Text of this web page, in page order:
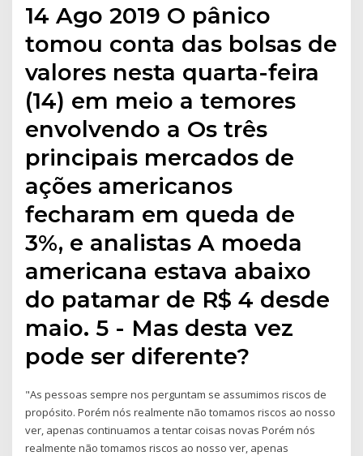
14 Ago 2019 O pânico
tomou conta das bolsas de
valores nesta quarta-feira
(14) em meio a temores
envolvendo a Os três
principais mercados de
ações americanos
fecharam em queda de
3%, e analistas A moeda
americana estava abaixo
do patamar de R$ 4 desde
maio. 5 - Mas desta vez
pode ser diferente?
"As pessoas sempre nos perguntam se assumimos riscos de
propósito. Porém nós realmente não tomamos riscos ao nosso
ver, apenas continuamos a tentar coisas novas Porém nós
realmente não tomamos riscos ao nosso ver, apenas